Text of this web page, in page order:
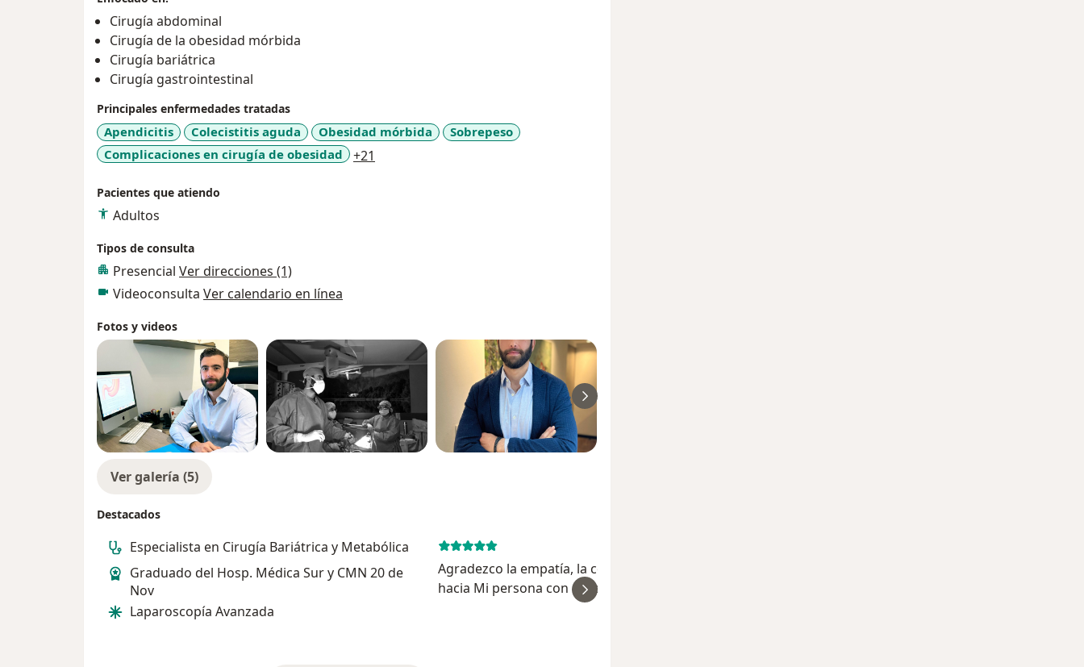
Cirugía abdominal
Cirugía de la obesidad mórbida
Cirugía bariátrica
Cirugía gastrointestinal
Principales enfermedades tratadas
Apendicitis Colecistitis aguda Obesidad mórbida
Sobrepeso
Complicaciones en cirugía de obesidad
+21
Pacientes que atiendo
Adultos
Tipos de consulta
Presencial Ver direcciones (1)
Videoconsulta Ver calendario en línea
Fotos y videos
Ver galería (5)
Destacados
Especialista en Cirugía Bariátrica y Metabólica
Graduado del Hosp. Médica Sur y CMN 20 de
Nov
Laparoscopía Avanzada
Agradezco la empatía, la confianza,el respeto
hacia Mi persona con obesidad, me sentía muy
segura que este era el lugar indicado para mí